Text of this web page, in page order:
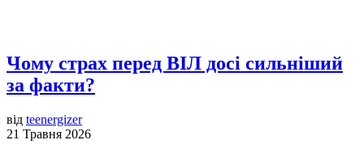
Чому страх перед ВІЛ досі сильніший
за факти?
від teenergizer
21 Травня 2026